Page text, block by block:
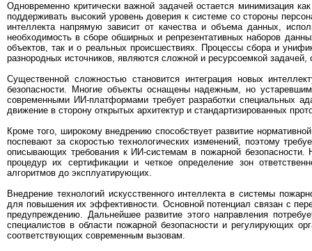
Одновременно критически важной задачей остается минимизация
поддерживать высокий уровень доверия к системе со стороны
интеллекта напрямую зависит от качества и объема данных,
необходимость в сборе обширных и репрезентативных наборов
объектов, так и о реальных происшествиях. Процессы сбора и
разнородных источников, являются сложной и ресурсоемкой
Существенной сложностью становится интеграция новых
безопасности. Многие объекты оснащены надежным, но
современными ИИ-платформами требует разработки специальных
движение в сторону открытых архитектур и стандартизированных
Кроме того, широкому внедрению способствует развитие
поспевают за скоростью технологических изменений, поэтому
описывающих требования к ИИ-системам в пожарной
процедур их сертификации и четкое определение зон
алгоритмов до эксплуатирующих.
Внедрение технологий искусственного интеллекта в системы
для повышения их эффективности. Основной потенциал связан с
предупреждению. Дальнейшее развитие этого направления
специалистов в области пожарной безопасности и регулирующих
соответствующих современным вызовам.